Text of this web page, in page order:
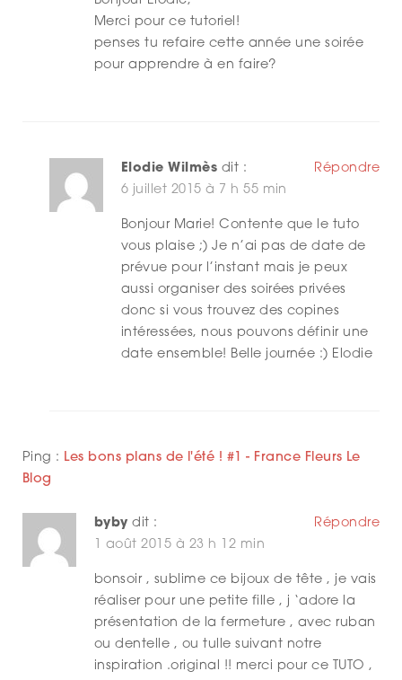
Merci pour ce tutoriel!
penses tu refaire cette année une soirée
pour apprendre à en faire?
Elodie Wilmès dit :
6 juillet 2015 à 7 h 55 min
Bonjour Marie! Contente que le tuto
vous plaise ;) Je n’ai pas de date de
prévue pour l’instant mais je peux
aussi organiser des soirées privées
donc si vous trouvez des copines
intéressées, nous pouvons définir une
date ensemble! Belle journée :) Elodie
Répondre
Ping : Les bons plans de l'été ! #1 - France Fleurs Le
Blog
byby dit :
1 août 2015 à 23 h 12 min
bonsoir , sublime ce bijoux de tête , je vais
réaliser pour une petite fille , j ‘adore la
présentation de la fermeture , avec ruban
ou dentelle , ou tulle suivant notre
inspiration .original !! merci pour ce TUTO ,
Répondre